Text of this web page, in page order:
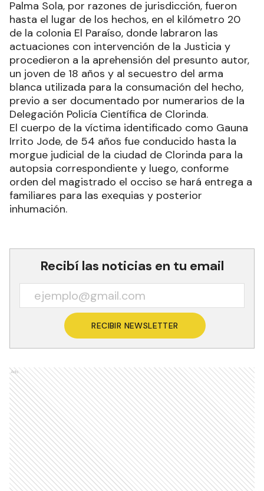
Palma Sola, por razones de jurisdicción, fueron
hasta el lugar de los hechos, en el kilómetro 20
de la colonia El Paraíso, donde labraron las
actuaciones con intervención de la Justicia y
procedieron a la aprehensión del presunto autor,
un joven de 18 años y al secuestro del arma
blanca utilizada para la consumación del hecho,
previo a ser documentado por numerarios de la
Delegación Policía Científica de Clorinda.
El cuerpo de la víctima identificado como Gauna
Irrito Jode, de 54 años fue conducido hasta la
morgue judicial de la ciudad de Clorinda para la
autopsia correspondiente y luego, conforme
orden del magistrado el occiso se hará entrega a
familiares para las exequias y posterior
inhumación.
Recibí las noticias en tu email
RECIBIR NEWSLETTER
Ads